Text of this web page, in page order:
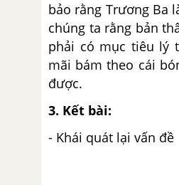
bảo rằng Trương Ba
chúng ta rằng bản
phải có mục tiêu lý
mãi bám theo cái
được.
3. Kết bài:
- Khái quát lại vấn đề